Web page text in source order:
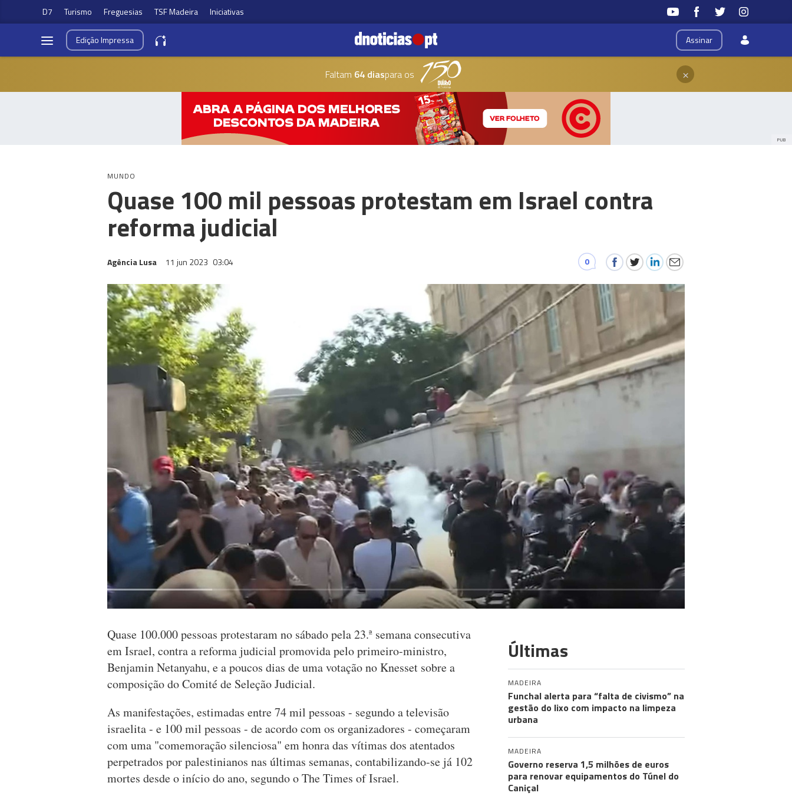
D7 Turismo Freguesias TSF Madeira Iniciativas
Assinar
EdiçãoImpressa
Faltam 64 diaspara os ×
PUB
MUNDO
Quase 100 mil pessoas protestam em Israel contra
reforma judicial
Agência Lusa 11 jun 2023 03:04 0
Quase 100.000 pessoas protestaram no sábado pela 23.ª semana consecutiva
em Israel, contra a reforma judicial promovida pelo primeiro-ministro,
Benjamin Netanyahu, e a poucos dias de uma votação no Knesset sobre a
composição do Comité de Seleção Judicial.
As manifestações, estimadas entre 74 mil pessoas - segundo a televisão
israelita - e 100 mil pessoas - de acordo com os organizadores - começaram
com uma "comemoração silenciosa" em honra das vítimas dos atentados
perpetrados por palestinianos nas últimas semanas, contabilizando-se já 102
mortes desde o início do ano, segundo o The Times of Israel.
Últimas
MADEIRA
Funchal alerta para “falta de civismo” na
gestão do lixo com impacto na limpeza
urbana
MADEIRA
Governo reserva 1,5 milhões de euros
para renovar equipamentos do Túnel do
Caniçal